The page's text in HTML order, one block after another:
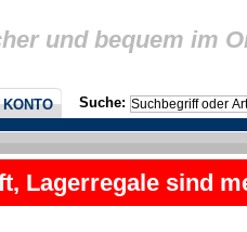
und bequem im
Suche:
Lagerregale sind